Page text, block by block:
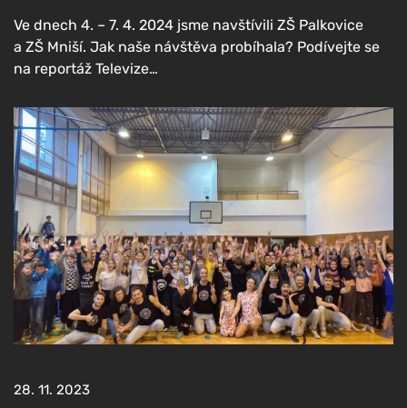
Ve dnech 4. – 7. 4. 2024 jsme navští­vi­li ZŠ Pal­ko­vi­ce
a ZŠ Mni­ší. Jak naše návště­va pro­bí­ha­la? Podí­vej­te se
na repor­táž Televize…
28. 11. 2023